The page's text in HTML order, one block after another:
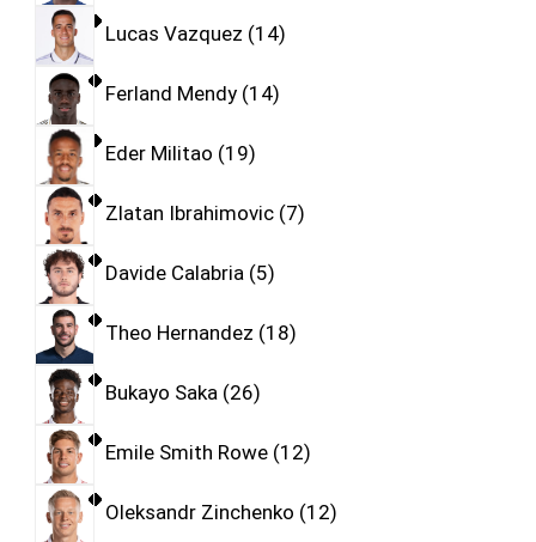
Lucas Vazquez 14
Ferland Mendy 14
Eder Militao 19
Zlatan Ibrahimovic 7
Davide Calabria 5
Theo Hernandez 18
Bukayo Saka 26
Emile Smith Rowe 12
Oleksandr Zinchenko 12